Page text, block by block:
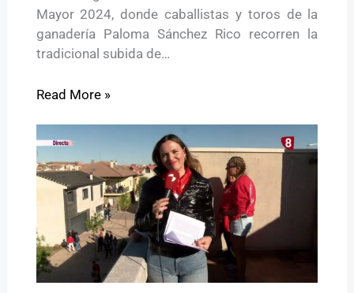
Mayor 2024, donde caballistas y toros de la
ganadería Paloma Sánchez Rico recorren la
tradicional subida de…
Read More »